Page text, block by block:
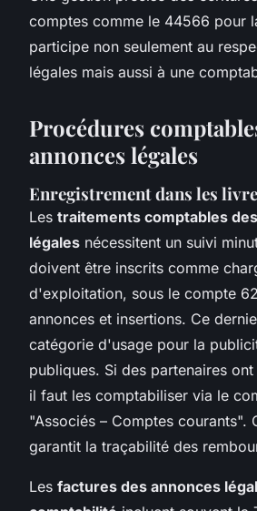
comptes comme le 44566 pour
participe non seulement au
légales mais aussi à une
Procédures
annonces légales
Enregistrement dans les
Les traitements comptables
légales nécessitent un suivi
doivent être inscrits comme
d'exploitation, sous le compte
annonces et insertions. Ce
catégorie d'usage pour la
publiques. Si des partenaires
il faut les comptabiliser via le
"Associés – Comptes courants".
garantit la traçabilité des
Les factures des annonces